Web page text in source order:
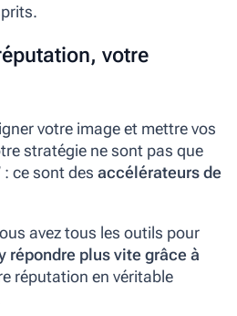
votre
votre image et mettre vos
stratégie ne sont pas que
: ce sont des accélérateurs de
avez tous les outils pour
répondre plus vite grâce à
réputation en véritable